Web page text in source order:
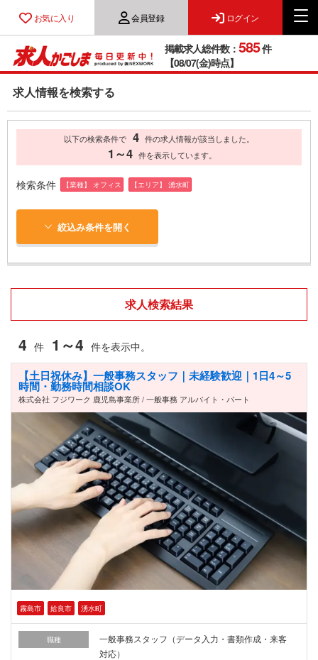
お気に入り 会員登録 ログイン
掲載求人総件数： 585件
【08/07(金)時点】
求人情報を検索する
以下の検索条件で 4 件の求人情報が該当しました。
1～4 件を表示しています。
検索条件 【業種】 オフィス 【エリア】 湧水町
絞込み条件を開く
求人検索結果
4 件 1～4 件を表示中。
【土日祝休み】一般事務スタッフ｜未経験歓迎｜1日4～5
時間・勤務時間相談OK
株式会社 フジワーク 鹿児島事業所 / 一般事務 アルバイト・パート
霧島市 姶良市 湧水町
職種
一般事務スタッフ（データ入力・書類作成・来客
対応）